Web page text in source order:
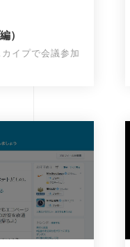
）
イプで会議参加